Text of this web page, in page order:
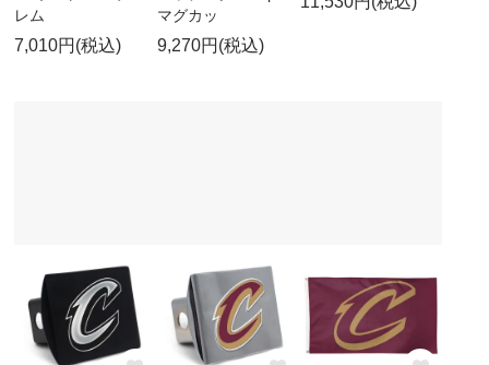
レム
7,010円(税込)
マグカッ
9,270円(税込)